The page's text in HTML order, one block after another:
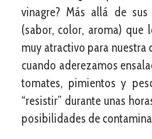
vinagre? Más allá de sus
(sabor, color, aroma) que
muy atractivo para nuestra
cuando aderezamos
tomates, pimientos y
“resistir” durante unas
posibilidades de